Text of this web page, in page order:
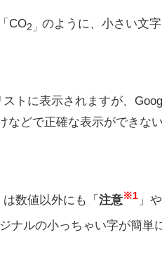
CO2」 のように、小さい文
トに表示されますが、
などで正確な表示ができな
数値以外にも「 注意※1」や
ナルの小っちゃい字が簡単